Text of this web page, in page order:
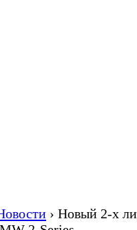
› Новый 2-х